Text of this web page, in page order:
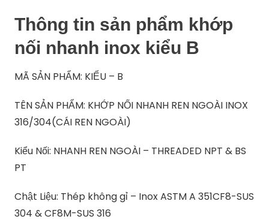
Thông tin sản phẩm khớp
nối nhanh inox kiểu B
MÃ SẢN PHẨM: KIỂU – B
TÊN SẢN PHẨM: KHỚP NỐI NHANH REN NGOÀI INOX
316/304(CÁI REN NGOÀI)
Kiểu Nối: NHANH REN NGOÀI – THREADED NPT & BS
PT
Chật Liệu: Thép không gỉ – Inox ASTM A 351CF8-SUS
304 & CF8M-SUS 316